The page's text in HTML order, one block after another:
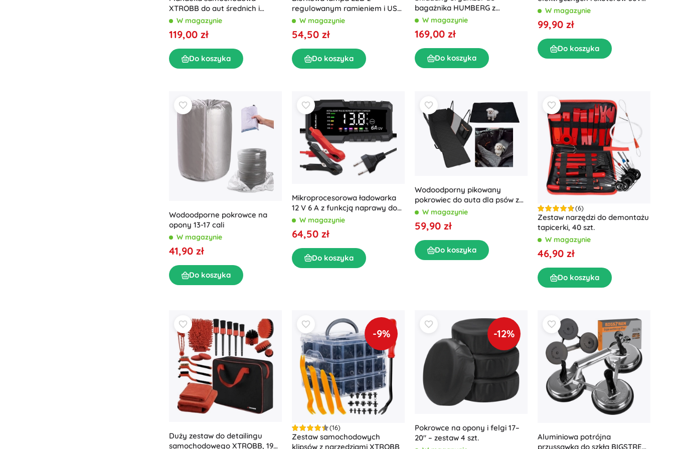
XTROBB do aut średnich i
dużych 572 × 180 × 120 cm
W magazynie
119,00 zł
Do koszyka
regulowanym ramieniem i USB,
2 sposoby montażu
W magazynie
54,50 zł
Do koszyka
bagażnika HUMBERG z
pokrywą i przegrodami
W magazynie
169,00 zł
Do koszyka
42V 2A wodoodporna
W magazynie
99,90 zł
Do koszyka
Wodoodporne pokrowce na
opony 13-17 cali
W magazynie
41,90 zł
Do koszyka
Mikroprocesorowa ładowarka
12 V 6 A z funkcją naprawy do
akumulatorów AGM, GEL i
W magazynie
64,50 zł
Do koszyka
Wodoodporny pikowany
pokrowiec do auta dla psów z
bocznymi klapkami i siateczką
W magazynie
59,90 zł
Do koszyka
(6)
Zestaw narzędzi do demontażu
tapicerki, 40 szt.
W magazynie
46,90 zł
Do koszyka
Duży zestaw do detailingu
samochodowego XTROBB, 19
-9%
(16)
Zestaw samochodowych
klipsów z narzędziami XTROBB
-12%
Pokrowce na opony i felgi 17–
20″ – zestaw 4 szt.
Aluminiowa potrójna
przyssawka do szkła BIGSTREN